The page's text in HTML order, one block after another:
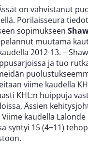
on vahvistanut
Porilaisseura
sopimukseen
muutama
2012-13. –
ja tuo
viime kaudella
KHL:n huippuja
Ässien
kaudella Lalonde
syntyi 15 (4+11)